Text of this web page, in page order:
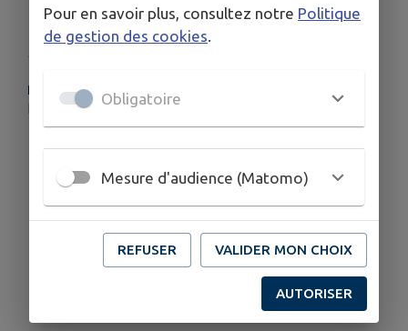
PLUS D'INFORMATIONS
https://dondesang.efs.sante.fr/
Pour en savoir plus, consultez notre Politique
de gestion des cookies.
Obligatoire
Mesure d'audience (Matomo)
REFUSER VALIDER MON CHOIX
AUTORISER